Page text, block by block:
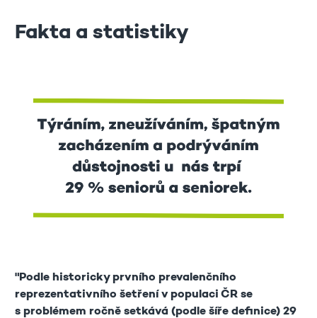
Fakta a statistiky
"Podle historicky prvního prevalenčního
reprezentativního šetření v populaci ČR se
s problémem ročně setkává (podle šíře definice) 29